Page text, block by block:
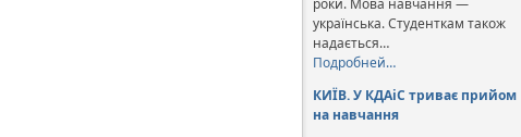
роки. Мова навчання —
українська. Студенткам також
надається…
Подробней…
КИЇВ. У КДАіС триває прийом
на навчання